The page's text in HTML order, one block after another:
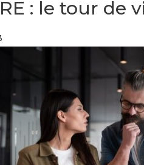
: le tour de